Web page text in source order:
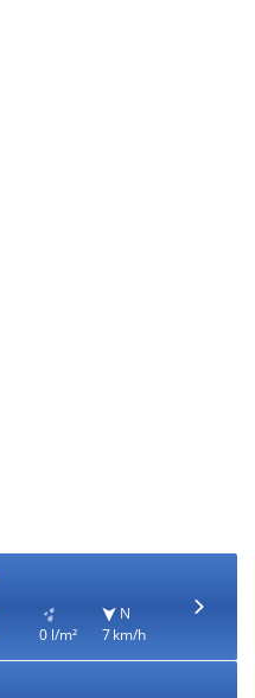
0 l/m²
N
7 km/h